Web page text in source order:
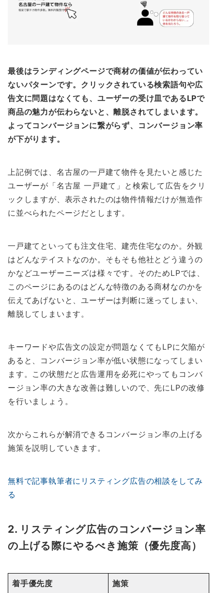
最後はランディングページで商材の価値が伝わってい
ないパターンです。クリックされている検索語句や広
告文に問題はなくても、ユーザーの受け皿であるLPで
商品の魅力が伝わらないと、離脱されてしまいます。
よってコンバージョンに繋がらず、コンバージョン率
が下がります。
上記例では、名古屋の一戸建て物件を見たいと感じた
ユーザーが「名古屋 一戸建て」と検索して広告をクリ
ックしますが、表示されたのは物件情報だけが無造作
に並べられたページだとします。
一戸建てといっても注文住宅、建売住宅なのか。外観
はどんなテイストなのか。そもそも他社とどう違うの
かなどユーザーニーズは様々です。そのためLPでは、
このページにあるのはどんな特徴のある商材なのかを
伝えてあげないと、ユーザーは判断に迷ってしまい、
離脱してしまいます。
キーワードや広告文の設定が問題なくてもLPに欠陥が
あると、コンバージョン率が低い状態になってしまい
ます。この状態だと広告運用を必死にやってもコンバ
ージョン率の大きな改善は難しいので、先にLPの改修
を行いましょう。
次からこれらが解消できるコンバージョン率の上げる
施策を説明していきます。
無料で記事執筆者にリスティング広告の相談をしてみ
る
2. リスティング広告のコンバージョン率
の上げる際にやるべき施策（優先度高）
着手優先度 施策